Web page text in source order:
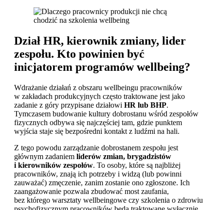
Dział HR, kierownik zmiany, lider
zespołu. Kto powinien być
inicjatorem programów wellbeing?
Wdrażanie działań z obszaru wellbeingu pracowników
w zakładach produkcyjnych często traktowane jest jako
zadanie z góry przypisane działowi HR lub BHP.
Tymczasem budowanie kultury dobrostanu wśród zespołów
fizycznych odbywa się najczęściej tam, gdzie punktem
wyjścia staje się bezpośredni kontakt z ludźmi na hali.
Z tego powodu zarządzanie dobrostanem zespołu jest
głównym zadaniem liderów zmian, brygadzistów
i kierowników zespołów. To osoby, które są najbliżej
pracowników, znają ich potrzeby i widzą (lub powinni
zauważać) zmęczenie, zanim zostanie ono zgłoszone. Ich
zaangażowanie pozwala zbudować most zaufania,
bez którego warsztaty wellbeingowe czy szkolenia o zdrowiu